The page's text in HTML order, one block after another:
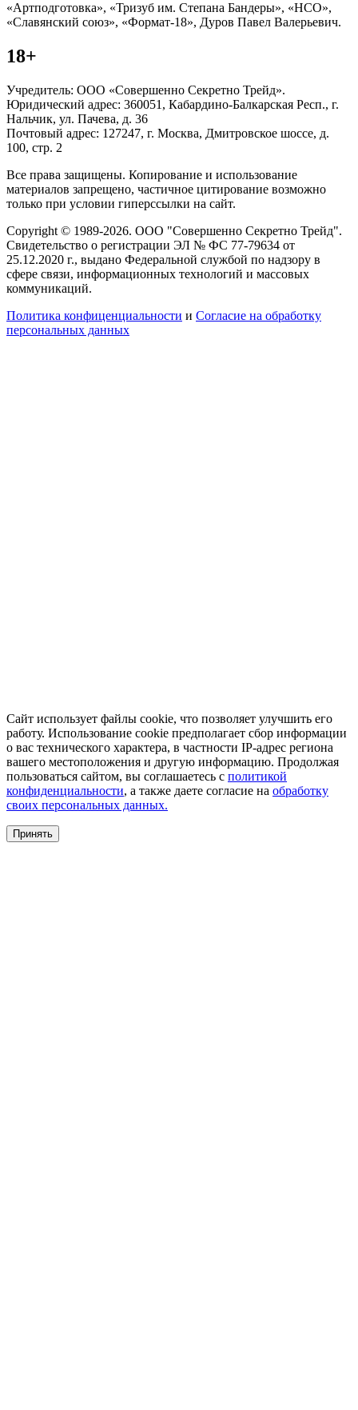
«Артподготовка», «Тризуб им. Степана Бандеры», «НСО»,
«Славянский союз», «Формат-18», Дуров Павел Валерьевич.
18+
Учредитель: ООО «Совершенно Секретно Трейд».
Юридический адрес: 360051, Кабардино-Балкарская Респ., г.
Нальчик, ул. Пачева, д. 36
Почтовый адрес: 127247, г. Москва, Дмитровское шоссе, д.
100, стр. 2
Все права защищены. Копирование и использование
материалов запрещено, частичное цитирование возможно
только при условии гиперссылки на сайт.
Copyright © 1989-2026. ООО "Совершенно Секретно Трейд".
Свидетельство о регистрации ЭЛ № ФС 77-79634 от
25.12.2020 г., выдано Федеральной службой по надзору в
сфере связи, информационных технологий и массовых
коммуникаций.
Политика конфиценциальности и Согласие на обработку
персональных данных
Сайт использует файлы cookie, что позволяет улучшить его
работу. Использование cookie предполагает сбор информации
о вас технического характера, в частности IP-адрес региона
вашего местоположения и другую информацию. Продолжая
пользоваться сайтом, вы соглашаетесь с политикой
конфиденциальности, а также даете согласие на обработку
своих персональных данных.
Принять